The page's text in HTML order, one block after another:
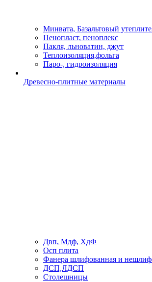
Минвата, Базальтовый
Пенопласт, пеноплекс
Пакля, льноватин, джут
Теплоизоляция,фольга
Паро-, гидроизоляция
Древесно-плитные материалы
Двп, Мдф, ХдФ
Осп плита
Фанера шлифованная и
ДСП,ЛДСП
Столешницы